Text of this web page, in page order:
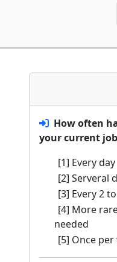
How often
your current
[1] Every day
[2] Serveral
[3] Every 2
[4] More
needed
[5] Once per